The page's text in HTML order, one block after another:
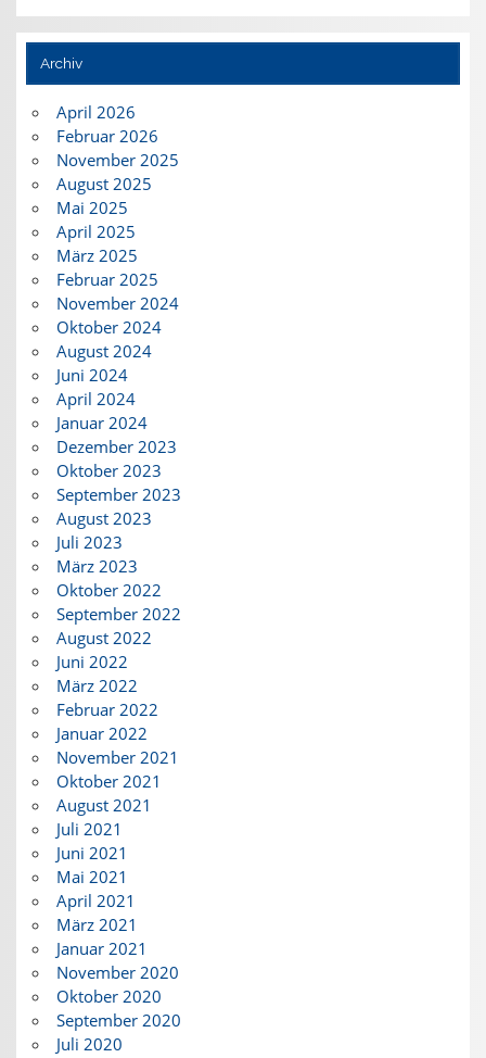
Archiv
April 2026
Februar 2026
November 2025
August 2025
Mai 2025
April 2025
März 2025
Februar 2025
November 2024
Oktober 2024
August 2024
Juni 2024
April 2024
Januar 2024
Dezember 2023
Oktober 2023
September 2023
August 2023
Juli 2023
März 2023
Oktober 2022
September 2022
August 2022
Juni 2022
März 2022
Februar 2022
Januar 2022
November 2021
Oktober 2021
August 2021
Juli 2021
Juni 2021
Mai 2021
April 2021
März 2021
Januar 2021
November 2020
Oktober 2020
September 2020
Juli 2020